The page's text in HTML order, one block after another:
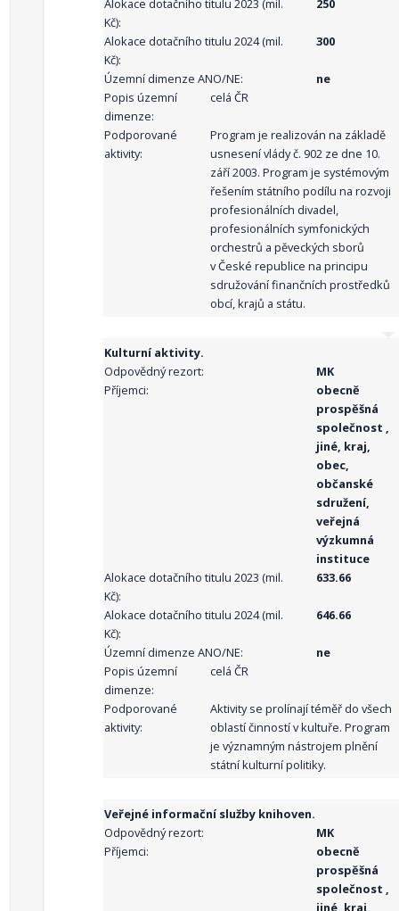
Alokace dotačního titulu 2023 (mil.
Kč):
250
Alokace dotačního titulu 2024 (mil.
Kč):
300
Územní dimenze ANO/NE:
ne
Popis územní
dimenze:
celá ČR
Podporované
aktivity:
Program je realizován na základě
usnesení vlády č. 902 ze dne 10.
září 2003. Program je systémovým
řešením státního podílu na rozvoji
profesionálních divadel,
profesionálních symfonických
orchestrů a pěveckých sborů
v České republice na principu
sdružování finančních prostředků
obcí, krajů a státu.
Kulturní aktivity.
Odpovědný rezort:
MK
Příjemci:
obecně
prospěšná
společnost ,
jiné, kraj,
obec,
občanské
sdružení,
veřejná
výzkumná
instituce
Alokace dotačního titulu 2023 (mil.
Kč):
633.66
Alokace dotačního titulu 2024 (mil.
Kč):
646.66
Územní dimenze ANO/NE:
ne
Popis územní
dimenze:
celá ČR
Podporované
aktivity:
Aktivity se prolínají téměř do všech
oblastí činností v kultuře. Program
je významným nástrojem plnění
státní kulturní politiky.
Veřejné informační služby knihoven.
Odpovědný rezort:
MK
Příjemci:
obecně
prospěšná
společnost ,
jiné, kraj,